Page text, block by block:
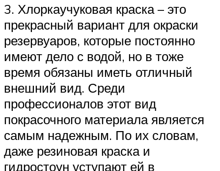
3. Хлоркаучуковая краска – это
прекрасный вариант для окраски
резервуаров, которые постоянно
имеют дело с водой, но в тоже
время обязаны иметь отличный
внешний вид. Среди
профессионалов этот вид
покрасочного материала является
самым надежным. По их словам,
даже резиновая краска и
гидростоун уступают ей в